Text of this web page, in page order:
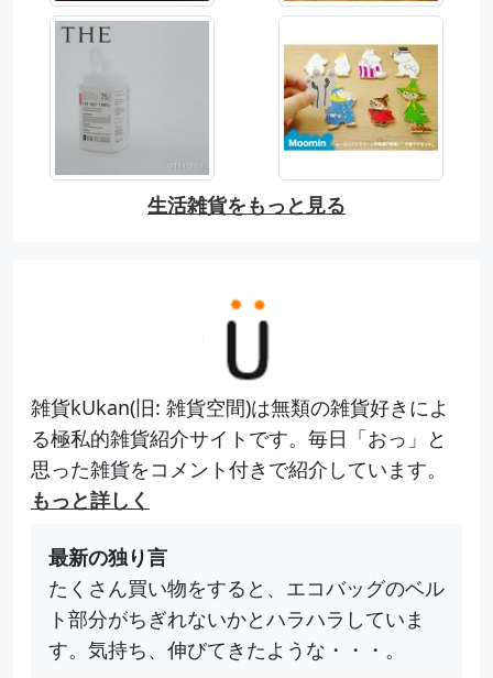
生活雑貨をもっと見る
雑貨kUkan(旧: 雑貨空間)は無類の雑貨好きによ
る極私的雑貨紹介サイトです。毎日「おっ」と
思った雑貨をコメント付きで紹介しています。
もっと詳しく
最新の独り言
たくさん買い物をすると、エコバッグのベル
ト部分がちぎれないかとハラハラしていま
す。気持ち、伸びてきたような・・・。